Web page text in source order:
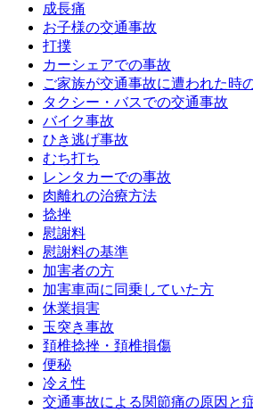
成長痛
お子様の交通事故
打撲
カーシェアでの事故
ご家族が交通事故に遭われた時
タクシー・バスでの交通事故
バイク事故
ひき逃げ事故
むち打ち
レンタカーでの事故
肉離れの治療方法
捻挫
慰謝料
慰謝料の基準
加害者の方
加害車両に同乗していた方
休業損害
玉突き事故
頚椎捻挫・頚椎損傷
便秘
冷え性
交通事故による関節痛の原因と